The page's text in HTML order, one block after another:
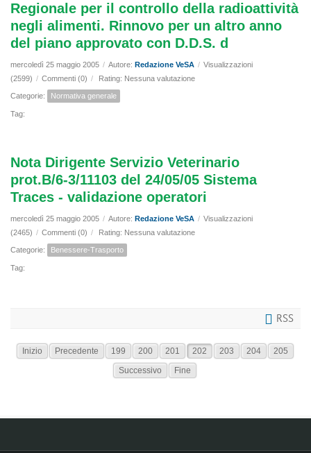
Regionale per il controllo della radioattività
negli alimenti. Rinnovo per un altro anno
del piano approvato con D.D.S. d
mercoledì 25 maggio 2005 / Autore: Redazione VeSA / Visualizzazioni
(2599) / Commenti (0) / Rating: Nessuna valutazione
Categorie: Normativa generale
Tag:
Nota Dirigente Servizio Veterinario
prot.B/6-3/11103 del 24/05/05 Sistema
Traces - validazione operatori
mercoledì 25 maggio 2005 / Autore: Redazione VeSA / Visualizzazioni
(2465) / Commenti (0) / Rating: Nessuna valutazione
Categorie: Benessere-Trasporto
Tag:
RSS
Inizio Precedente 199 200 201 202 203 204
205
Successivo
Fine